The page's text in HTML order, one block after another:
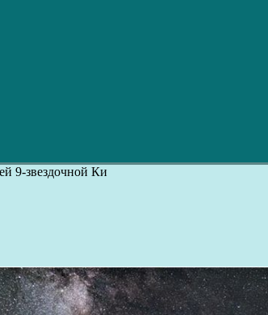
9-звездочной Ки